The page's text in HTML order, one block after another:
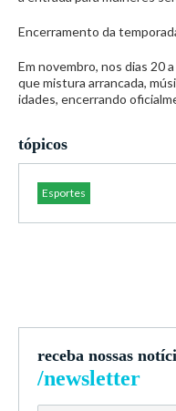
Encerramento da
Em novembro, nos dias 20
que mistura arrancada,
idades, encerrando
tópicos
Esportes
receba nossas
/newsletter